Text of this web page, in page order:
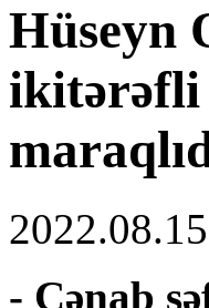
Hüseyn
ikitərəfli
- Cənab